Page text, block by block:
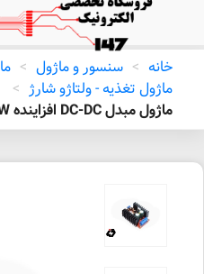
خانه > سنسور و ماژول >
ماژول تغذیه - ولتاژو شارژ >
ماژول مبدل DC-DC افزاینده 150W